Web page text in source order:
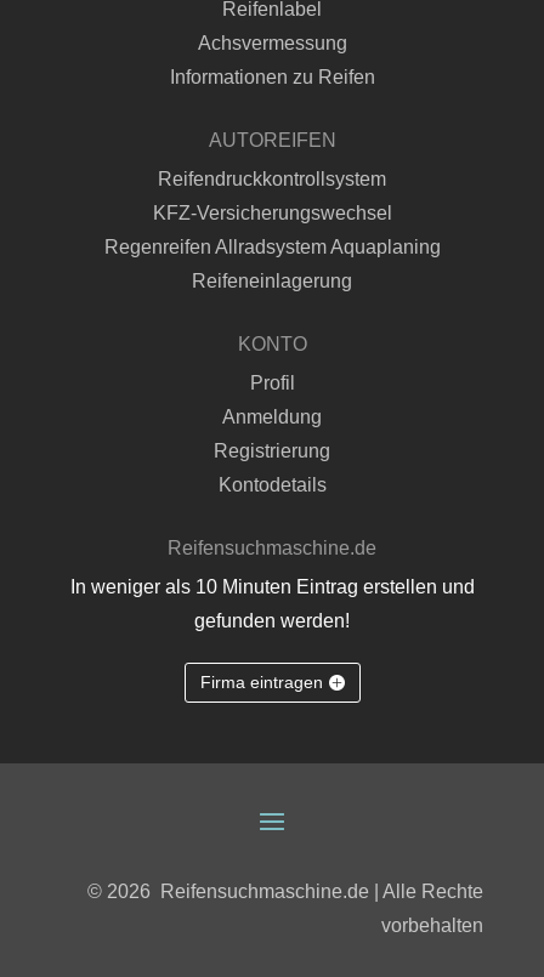
Reifenlabel
Achsvermessung
Informationen zu Reifen
AUTOREIFEN
Reifendruckkontrollsystem
KFZ-Versicherungswechsel
Regenreifen Allradsystem Aquaplaning
Reifeneinlagerung
KONTO
Profil
Anmeldung
Registrierung
Kontodetails
Reifensuchmaschine.de
In weniger als 10 Minuten Eintrag erstellen und
gefunden werden!
Firma eintragen
© 2026 Reifensuchmaschine.de | Alle Rechte
vorbehalten